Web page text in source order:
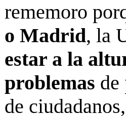
rememoro
o Madrid, la
estar a la
problemas de
de